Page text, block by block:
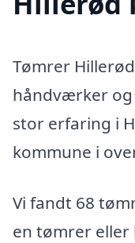
Tømrer
håndværker
stor erfaring i
kommune i
Vi fandt 68
en tømrer